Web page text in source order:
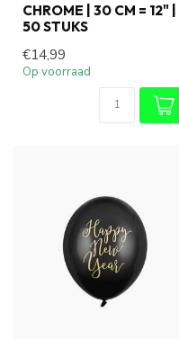
CHROME | 30 CM = 12" |
50 STUKS
€14,99
Op voorraad